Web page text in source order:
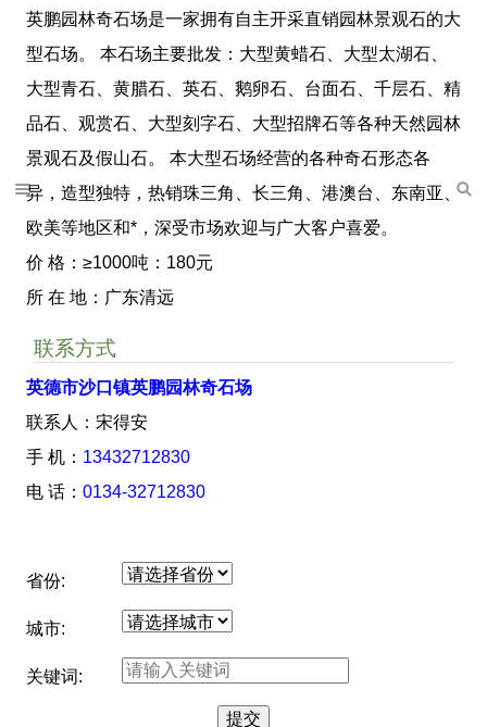
英鹏园林奇石场是一家拥有自主开采直销园林景观石的大
型石场。 本石场主要批发：大型黄蜡石、大型太湖石、
大型青石、黄腊石、英石、鹅卵石、台面石、千层石、精
品石、观赏石、大型刻字石、大型招牌石等各种天然园林
景观石及假山石。 本大型石场经营的各种奇石形态各
异，造型独特，热销珠三角、长三角、港澳台、东南亚、
欧美等地区和*，深受市场欢迎与广大客户喜爱。
价 格：≥1000吨：180元
所 在 地：广东清远
联系方式
英德市沙口镇英鹏园林奇石场
联系人：宋得安
手 机： 13432712830
电 话： 0134-32712830
省份:
城市:
关键词: